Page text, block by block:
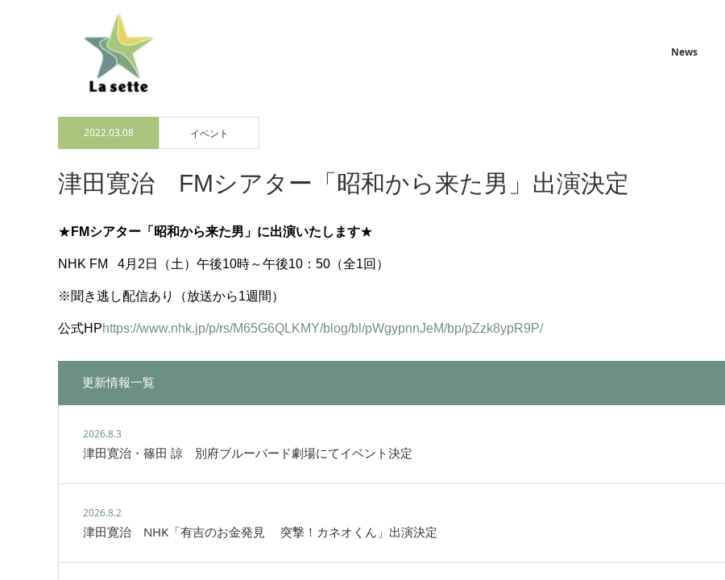
News
2022.03.08 イベント
津田寛治 FMシアター「昭和から来た男」出演決定
★ FMシアター「昭和から来た男」に出演いたします★
NHK FM 4月2日（土）午後10時～午後10：50（全1回）
※聞き逃し配信あり（放送から1週間）
公式HPhttps://www.nhk.jp/p/rs/M65G6QLKMY/blog/bl/pWgypnnJeM/bp/pZzk8ypR9P/
更新情報一覧
2026.8.3
津田寛治・篠田 諒 別府ブルーバード劇場にてイベント決定
2026.8.2
津田寛治 NHK「有吉のお金発見 突撃！カネオくん」出演決定